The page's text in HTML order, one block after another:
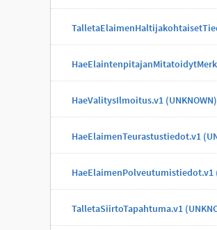
HaeValitysIlmoitus.v1 (UNKNOWN)